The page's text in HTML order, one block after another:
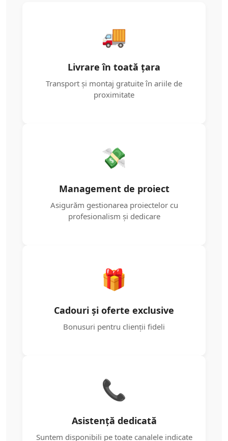
🚚
Livrare în toată țara
Transport și montaj gratuite în ariile de
proximitate
💸
Management de proiect
Asigurăm gestionarea proiectelor cu
profesionalism și dedicare
🎁
Cadouri și oferte exclusive
Bonusuri pentru clienții fideli
📞
Asistență dedicată
Suntem disponibili pe toate canalele indicate